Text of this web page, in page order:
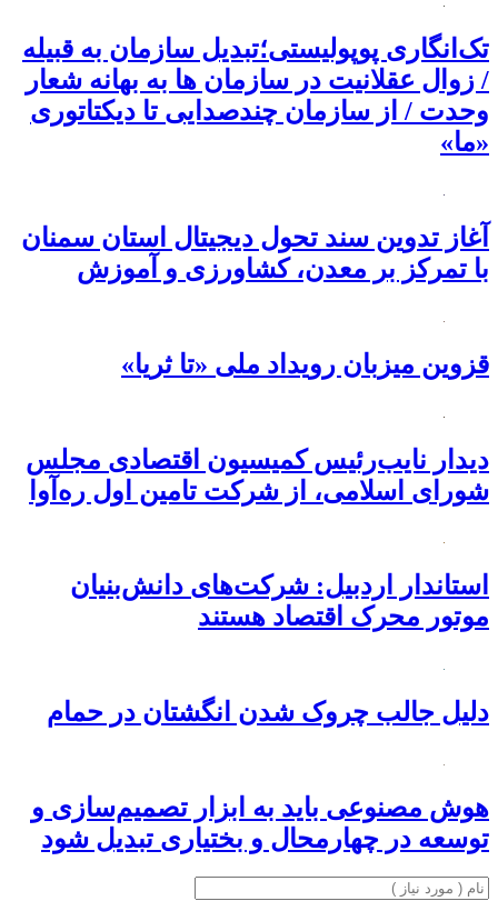
تک‌انگاری پوپولیستی؛تبدیل سازمان به قبیله‌
/ زوال عقلانیت در سازمان ها به بهانه شعار
وحدت / از سازمان چندصدایی تا دیکتاتوری
«ما»
آغاز تدوین سند تحول دیجیتال استان سمنان
با تمرکز بر معدن، کشاورزی و آموزش
قزوین میزبان رویداد ملی «تا ثریا»
دیدار نایب‌رئیس کمیسیون اقتصادی مجلس
شورای اسلامی، از شرکت تامین اول ره‌آوا
استاندار اردبیل: شرکت‌های دانش‌بنیان
موتور محرک اقتصاد هستند
دلیل جالب چروک شدن انگشتان در حمام
هوش مصنوعی باید به ابزار تصمیم‌سازی و
توسعه در چهارمحال و بختیاری تبدیل شود